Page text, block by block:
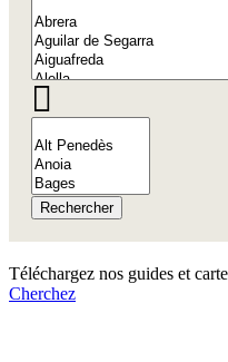
Rechercher
Téléchargez nos guides et
Cherchez